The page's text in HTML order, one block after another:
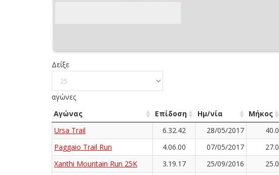
Δείξε
αγώνες
Αγώνας Επίδοση Ημ/νία Μήκος
Ursa Trail
6.32.42 28/05/2017 40.0
Paggaio Trail Run
4.06.00 07/05/2017 27.0
Xanthi Mountain Run 25K
3.19.17 25/09/2016 25.0